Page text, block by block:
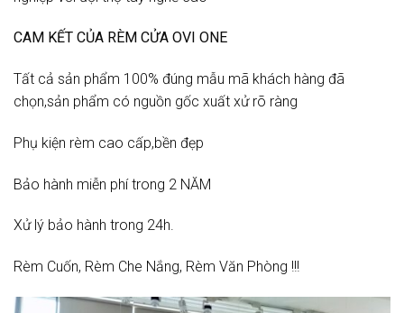
CAM KẾT CỦA RÈM CỬA OVI ONE
Tất cả sản phẩm 100% đúng mẫu mã khách hàng đã
chọn,sản phẩm có nguồn gốc xuất xử rõ ràng
Phụ kiện rèm cao cấp,bền đẹp
Bảo hành miễn phí trong 2 NĂM
Xử lý bảo hành trong 24h.
Rèm Cuốn, Rèm Che Nắng, Rèm Văn Phòng !!!